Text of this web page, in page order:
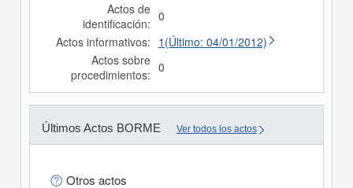
Actos de
identificación: 0
Actos informativos: 1(Último: 04/01/2012)
Actos sobre
procedimientos: 0
Últimos Actos BORME Ver todos los actos
Otros actos